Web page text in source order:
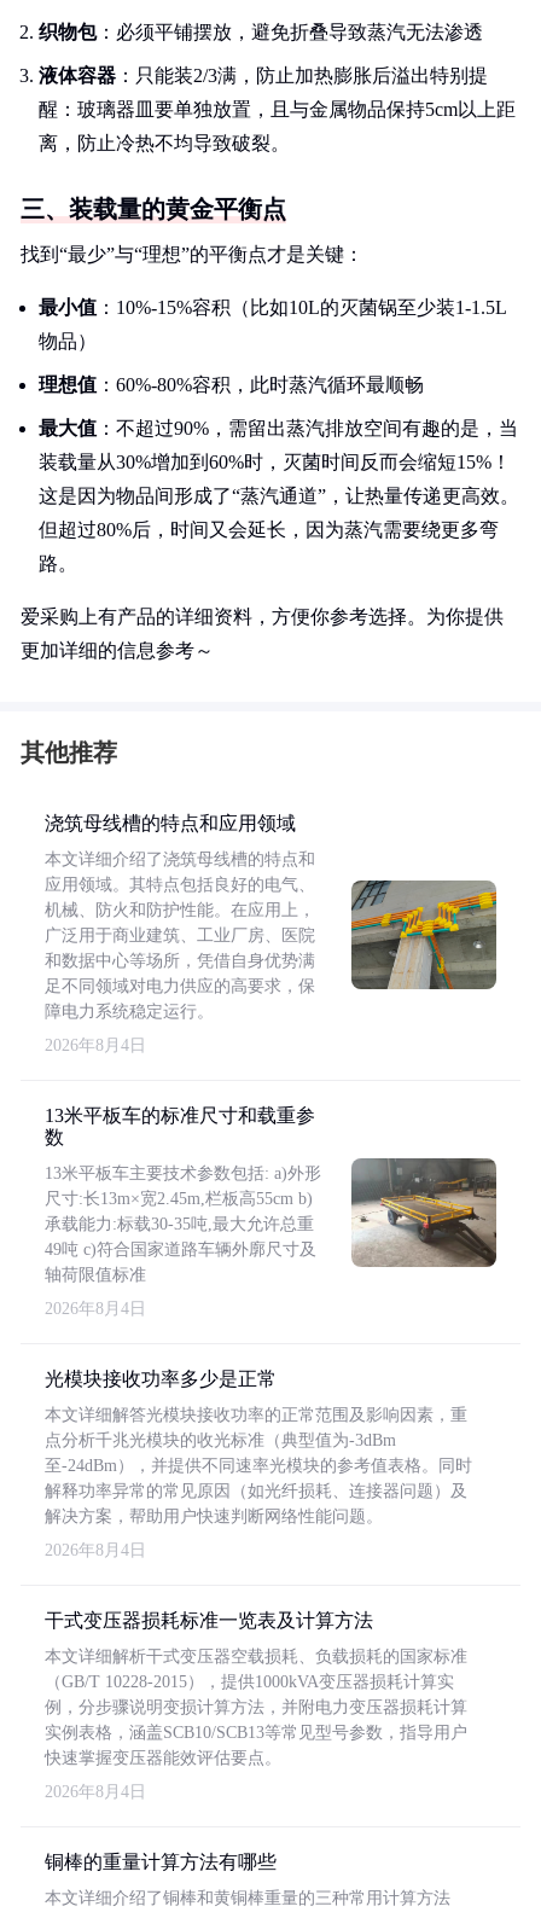
织物包：必须平铺摆放，避免折叠导致蒸汽无法渗透
液体容器 ：只能装2/3满，防止加热膨胀后溢出特别提
醒：玻璃器皿要单独放置，且与金属物品保持5cm以上距
离，防止冷热不均导致破裂。
三、装载量的黄金平衡点
找到“最少”与“理想”的平衡点才是关键：
最小值 ：10%-15%容积（比如10L的灭菌锅至少装1-1.5L
物品）
理想值 ：60%-80%容积，此时蒸汽循环最顺畅
最大值 ：不超过90%，需留出蒸汽排放空间有趣的是，当
装载量从30%增加到60%时，灭菌时间反而会缩短15%！
这是因为物品间形成了“蒸汽通道”，让热量传递更高效。
但超过80%后，时间又会延长，因为蒸汽需要绕更多弯
路。
爱采购上有产品的详细资料，方便你参考选择。为你提供
更加详细的信息参考～
其他推荐
浇筑母线槽的特点和应用领域
本文详细介绍了浇筑母线槽的特点和
应用领域。其特点包括良好的电气、
机械、防火和防护性能。在应用上，
广泛用于商业建筑、工业厂房、医院
和数据中心等场所，凭借自身优势满
足不同领域对电力供应的高要求，保
障电力系统稳定运行。
2026年8月4日
13米平板车的标准尺寸和载重参
数
13米平板车主要技术参数包括: a)外形
尺寸:长13m×宽2.45m,栏板高55cm b)
承载能力:标载30-35吨,最大允许总重
49吨 c)符合国家道路车辆外廓尺寸及
轴荷限值标准
2026年8月4日
光模块接收功率多少是正常
本文详细解答光模块接收功率的正常范围及影响因素，重
点分析千兆光模块的收光标准（典型值为-3dBm
至-24dBm），并提供不同速率光模块的参考值表格。同时
解释功率异常的常见原因（如光纤损耗、连接器问题）及
解决方案，帮助用户快速判断网络性能问题。
2026年8月4日
干式变压器损耗标准一览表及计算方法
本文详细解析干式变压器空载损耗、负载损耗的国家标准
（GB/T 10228-2015），提供1000kVA变压器损耗计算实
例，分步骤说明变损计算方法，并附电力变压器损耗计算
实例表格，涵盖SCB10/SCB13等常见型号参数，指导用户
快速掌握变压器能效评估要点。
2026年8月4日
铜棒的重量计算方法有哪些
本文详细介绍了铜棒和黄铜棒重量的三种常用计算方法